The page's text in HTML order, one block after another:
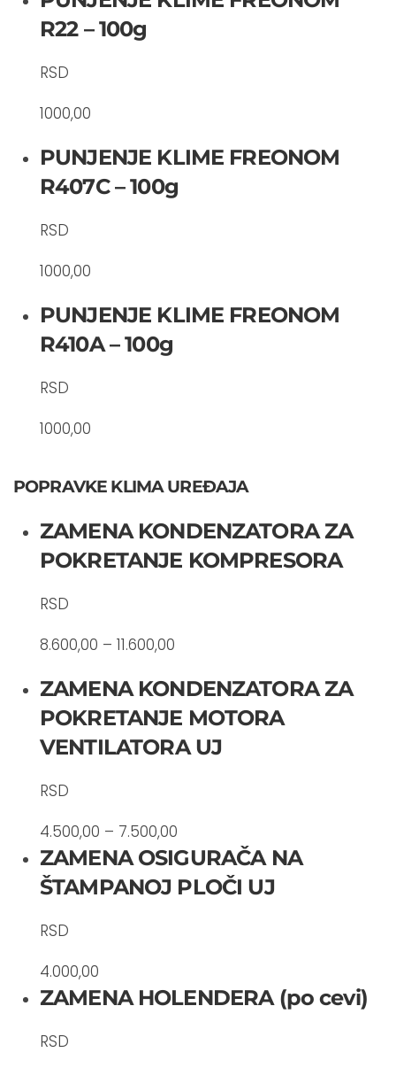
R22 – 100g
RSD
1000,00
PUNJENJE KLIME FREONOM
R407C – 100g
RSD
1000,00
PUNJENJE KLIME FREONOM
R410A – 100g
RSD
1000,00
POPRAVKE KLIMA UREĐAJA
ZAMENA KONDENZATORA ZA
POKRETANJE KOMPRESORA
RSD
8.600,00 – 11.600,00
ZAMENA KONDENZATORA ZA
POKRETANJE MOTORA
VENTILATORA UJ
RSD
4.500,00 – 7.500,00
ZAMENA OSIGURAČA NA
ŠTAMPANOJ PLOČI UJ
RSD
4.000,00
ZAMENA HOLENDERA (po cevi)
RSD